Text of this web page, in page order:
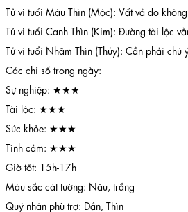
Tử vi tuổi Mậu Thìn (Mộc): Vất vả do
Tử vi tuổi Canh Thìn (Kim): Đường tài lộc
Tử vi tuổi Nhâm Thìn (Thủy): Cần phải chú
Các chỉ số trong ngày:
Sự nghiệp: ★★★
Tài lộc: ★★★
Sức khỏe: ★★★
Tình cảm: ★★★
Giờ tốt: 15h-17h
Màu sắc cát tường: Nâu, trắng
Quý nhân phù trợ: Dần, Thìn